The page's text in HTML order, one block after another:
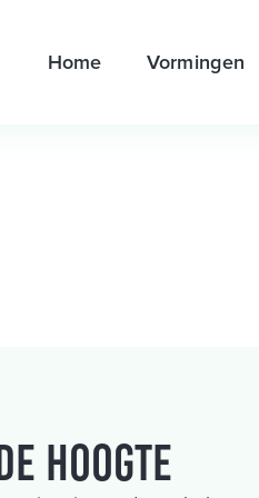
Home Vormingen
hoogte